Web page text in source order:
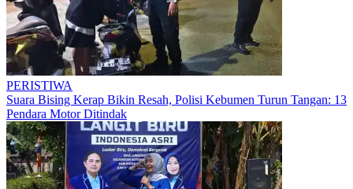
PERISTIWA
Suara Bising Kerap Bikin Resah, Polisi Kebumen Turun Tangan: 13
Pendara Motor Ditindak